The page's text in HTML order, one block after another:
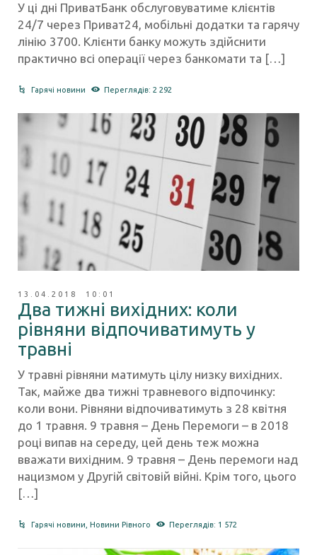
У ці дні ПриватБанк обслуговуватиме клієнтів
24/7 через Приват24, мобільні додатки та гарячу
лінію 3700. Клієнти банку можуть здійснити
практично всі операції через банкомати та […]
Гарячі новини Переглядів: 2 292
13.04.2018 10:01
Два тижні вихідних: коли
рівняни відпочиватимуть у
травні
У травні рівняни матимуть цілу низку вихідних.
Так, майже два тижні травневого відпочинку:
коли вони. Рівняни відпочиватимуть з 28 квітня
до 1 травня. 9 травня – День Перемоги – в 2018
році випав на середу, цей день теж можна
вважати вихідним. 9 травня – День перемоги над
нацизмом у Другій світовій війні. Крім того, цього
[…]
Гарячі новини Новини Рівного Переглядів: 1 572